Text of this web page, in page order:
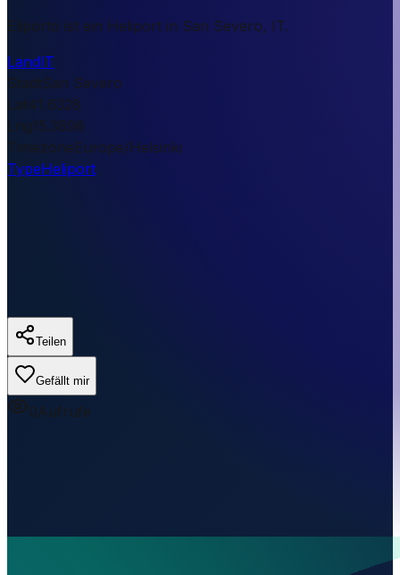
Eliporto ist ein Heliport in San Severo, IT.
LandIT
StadtSan Severo
Lat41.6328
Lng15.3898
TimezoneEurope/Helsinki
TypeHeliport
Teilen
Gefällt mir
0Aufrufe